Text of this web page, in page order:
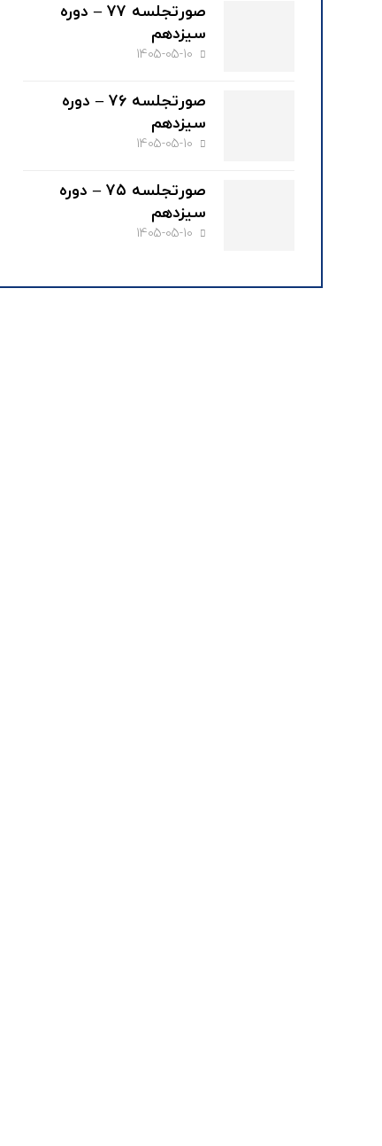
صورتجلسه ۷۷ – دوره
سیزدهم
1405-05-10
صورتجلسه ۷۶ – دوره
سیزدهم
1405-05-10
صورتجلسه ۷۵ – دوره
سیزدهم
1405-05-10